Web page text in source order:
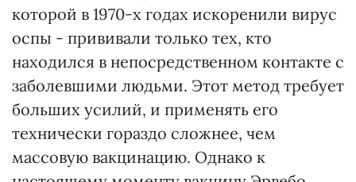
которой в 1970-х годах искоренили вирус
оспы - прививали только тех, кто
находился в непосредственном контакте с
заболевшими людьми. Этот метод требует
больших усилий, и применять его
технически гораздо сложнее, чем
массовую вакцинацию. Однако к